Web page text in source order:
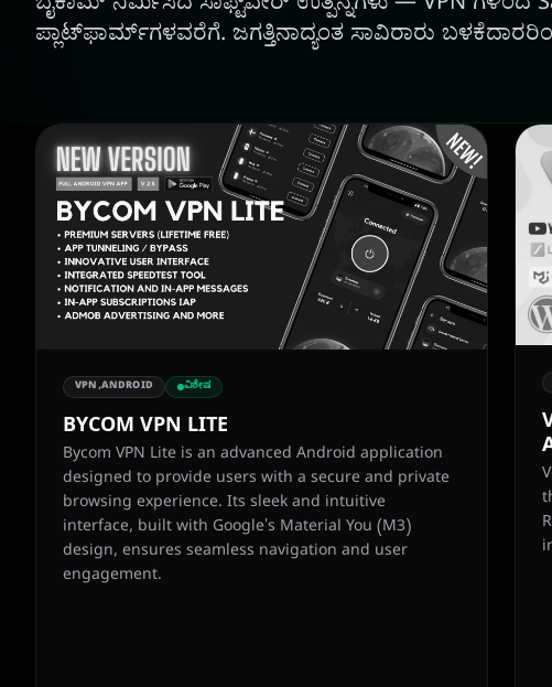
ಬೈಕಾಮ್ ನಿರ್ಮಿಸಿದ ಸಾಫ್ಟ್‌ವೇರ್ ಉತ್ಪನ್ನಗಳು — VPN ಗಳಿಂದ
ಪ್ಲಾಟ್‌ಫಾರ್ಮ್‌ಗಳವರೆಗೆ. ಜಗತ್ತಿನಾದ್ಯಂತ ಸಾವಿರಾರು
VPN,ANDROID ವಿಶೇಷ
BYCOM VPN LITE
Bycom VPN Lite is an advanced Android application
designed to provide users with a secure and private
browsing experience. Its sleek and intuitive
interface, built with Google's Material You (M3)
design, ensures seamless navigation and user
engagement.